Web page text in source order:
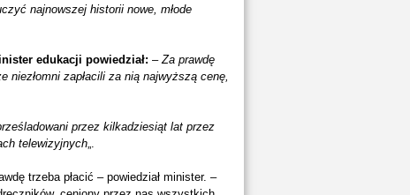
najnowszej historii nowe, młode
edukacji powiedział: –Za prawdę
niezłomni zapłacili za nią najwyższą cenę,
przez kilkadziesiąt lat przez
telewizyjnych„.
trzeba płacić – powiedział minister. –